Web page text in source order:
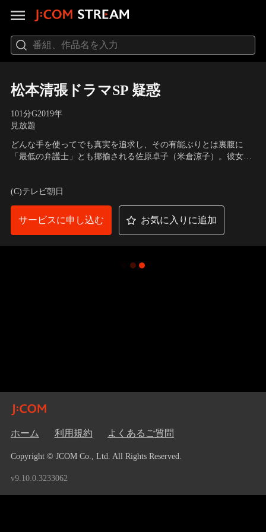
松本清張ドラマSP 疑惑
101分G2019年
見放題
どんな手を使ってでも真実を追求し、その有能ぶりとは裏腹に
「最低の弁護士」とも揶揄される佐原卓子（米倉涼子）。彼女の
いというのだ。その女性とは、疑惑に満ちた事件の渦中にいる白
河球磨子（黒木華）--世間から「鬼クマ」と呼ばれ…。
雅彦
(C)テレビ朝日
サービスに申し込む お気に入りに追加
ホーム 利用規約 よくあるご質問
Copyright © JCOM Co., Ltd. All Rights Reserved.
v9.10.0.3233062